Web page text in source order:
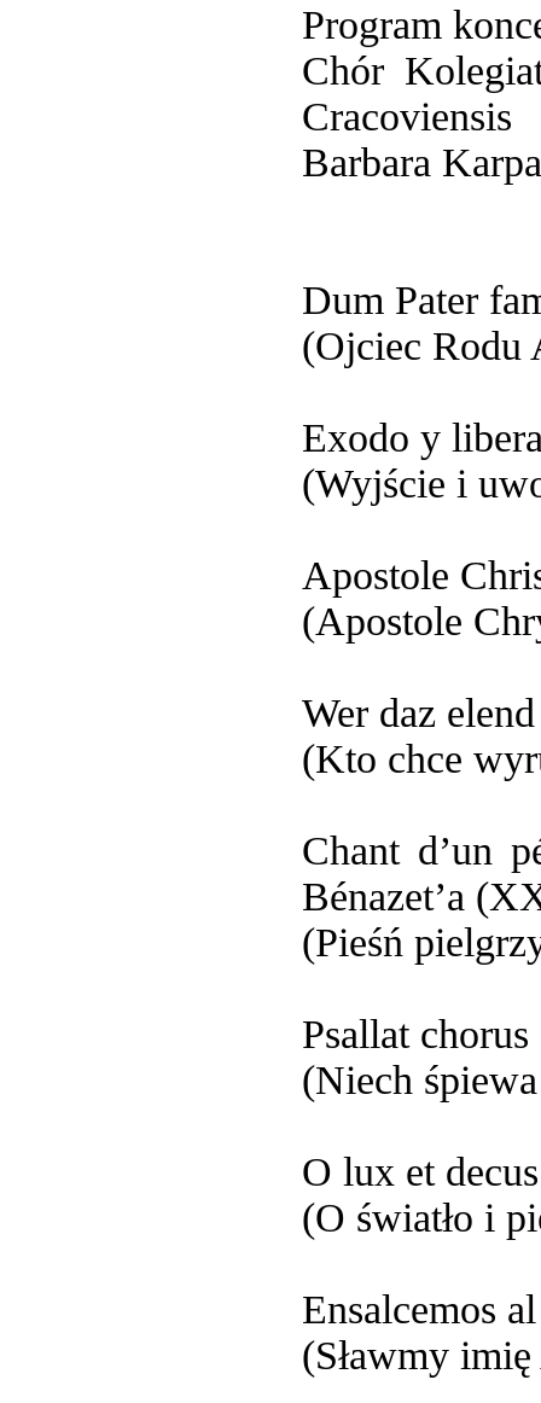
Program
Chór
Cracoviensis
Barbara
Dum Pater
(Ojciec Rodu
Exodo y
(Wyjście i
Apostole
(Apostole
Wer daz
(Kto chce
Chant d’un
Bénazet’a
(Pieśń
Psallat
(Niech
O lux et
(O światło i
Ensalcemos
(Sławmy